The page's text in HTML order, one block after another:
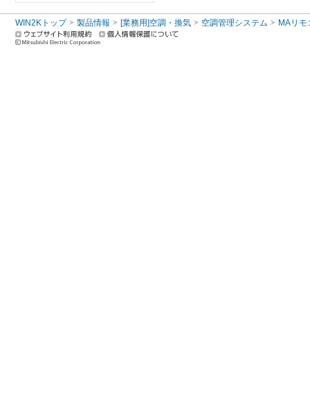
WIN2Kトップ 製品情報 [業務用]空調・換気 空調管理システム MAリモ